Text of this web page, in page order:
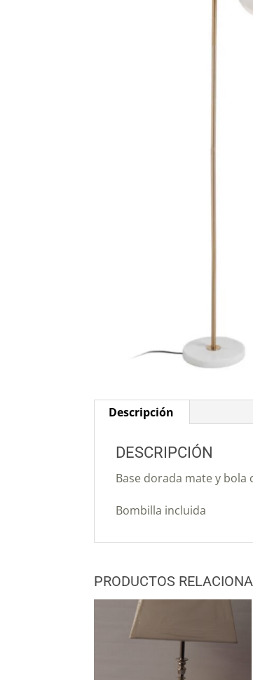
Descripción
DESCRIPCIÓN
Base dorada mate y bola
Bombilla incluida
PRODUCTOS